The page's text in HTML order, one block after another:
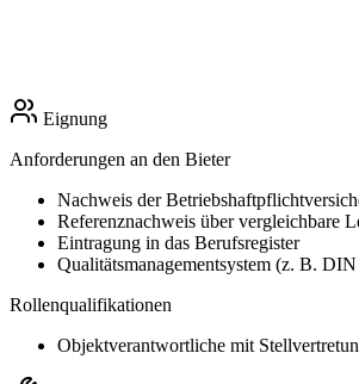
Eignung
Anforderungen an den Bieter
Nachweis der
Referenznachweis über vergleichbare
Eintragung in das Berufsregister
Qualitätsmanagementsystem (z. B.
Rollenqualifikationen
Objektverantwortliche mit